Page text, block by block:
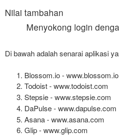
Nilai tambahan
Menyokong login
Di bawah adalah senarai aplikasi
Blossom.io - www.blossom.io
Todoist - www.todoist.com
Stepsie - www.stepsie.com
DaPulse - www.dapulse.com
Asana - www.asana.com
Glip - www.glip.com